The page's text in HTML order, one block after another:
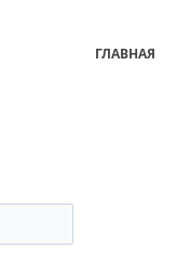
ГЛАВНАЯ